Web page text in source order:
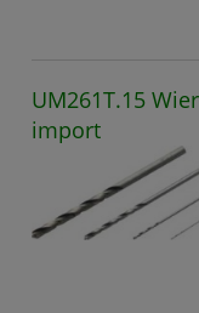
UM261T.15
import